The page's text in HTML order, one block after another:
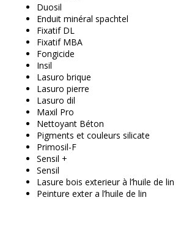
Duosil
Enduit minéral spachtel
Fixatif DL
Fixatif MBA
Fongicide
Insil
Lasuro brique
Lasuro pierre
Lasuro dil
Maxil Pro
Nettoyant Béton
Pigments et couleurs silicate
Primosil-F
Sensil +
Sensil
Lasure bois exterieur à l’huile de lin
Peinture exter a l’huile de lin